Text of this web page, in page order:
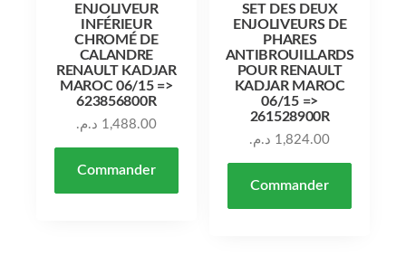
ENJOLIVEUR
INFÉRIEUR
CHROMÉ DE
CALANDRE
RENAULT KADJAR
MAROC 06/15 =>
623856800R
1,488.00 د.م.
Commander
SET DES DEUX
ENJOLIVEURS DE
PHARES
ANTIBROUILLARDS
POUR RENAULT
KADJAR MAROC
06/15 =>
261528900R
1,824.00 د.م.
Commander